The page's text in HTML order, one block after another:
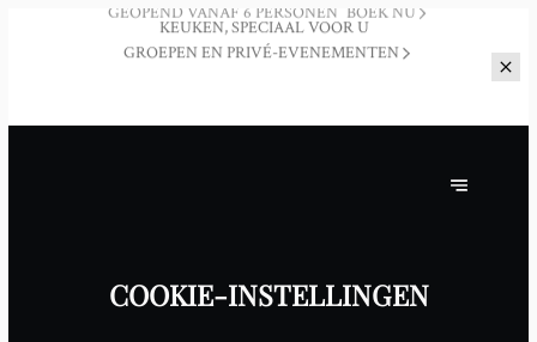
OP ZONDAG EN MAANDAG ZIJN WIJ OP AFSPRAAK VOOR U
COOKIE-INSTELLINGEN